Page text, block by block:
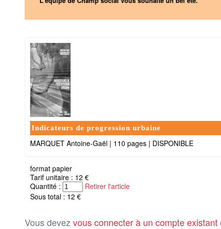
Indicateurs de progression urbaine
MARQUET Antoine-Gaël | 110 pages | DISPONIBLE
format papier
Tarif unitaire : 12 €
Quantité :
Retirer l'article
Sous total : 12 €
Vous devez vous connecter à un compte existant